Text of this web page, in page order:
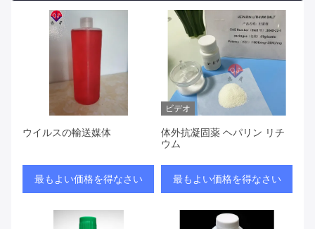
ウイルスの輸送媒体
最もよい価格を得なさい
ビデオ
体外抗凝固薬 ヘパリン リチ
ウム
最もよい価格を得なさい